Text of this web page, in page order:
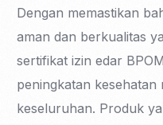
Dengan memastikan
aman dan berkualitas
sertifikat izin edar
peningkatan kesehatan
keseluruhan. Produk